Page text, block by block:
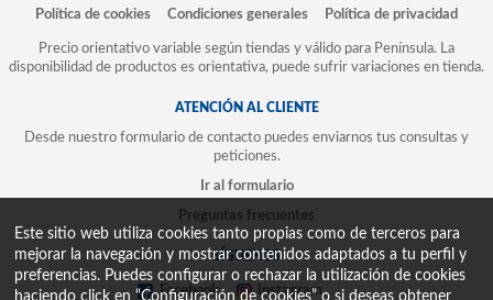
Política de cookies Condiciones generales Política de privacidad
Precio orientativo variable según tiendas y válido para Península. La
disponibilidad de productos es orientativa, puede sufrir variaciones en tienda.
ATENCIÓN AL CLIENTE
Desde nuestro formulario de contacto puedes enviarnos tus consultas y
peticiones.
Ir al formulario
Preguntas frecuentes
SÍGUENOS
Facebook Instagram
Este sitio web utiliza cookies tanto propias como de terceros para
mejorar la navegación y mostrar contenidos adaptados a tu perfil y
preferencias. Puedes configurar o rechazar la utilización de cookies
haciendo click en “Configuración de cookies” o si deseas obtener